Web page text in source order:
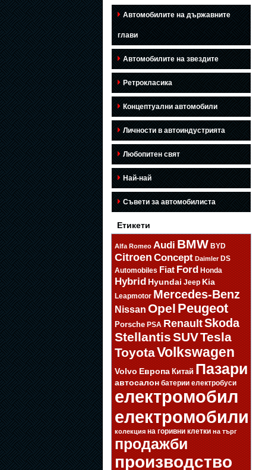
Автомобилите на държавните
глави
Автомобилите на звездите
Ретрокласика
Концептуални автомобили
Личности в автоиндустрията
Любопитен свят
Най-най
Съвети за автомобилиста
Етикети
Alfa Romeo Audi BMW BYD
Citroen Concept Daimler DS
Automobiles Fiat Ford Honda
HybridHyundai Jeep Kia
Leapmotor Mercedes-Benz
Nissan Opel Peugeot
Porsche PSA RenaultSkoda
StellantisSUVTesla
ToyotaVolkswagen
Volvo Европа Китай Пазари
автосалон батерии електробуси
електромобил
електромобили
колекция на горивни клетки на търг
продажби
производство